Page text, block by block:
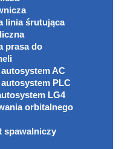
linia śrutująca
prasa do
AC
PLC
LG4
orbitalnego
spawalniczy